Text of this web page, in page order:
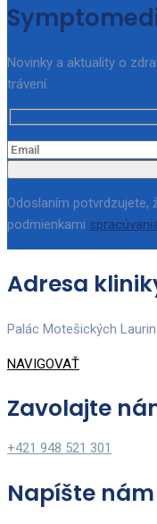
Novinky a aktuality o
trávení.
Odoslaním potvrdzujete,
podmienkami
Adresa
Palác Motešických
NAVIGOVAŤ
Zavolajte
+421 948 521 301
Napíšte nám